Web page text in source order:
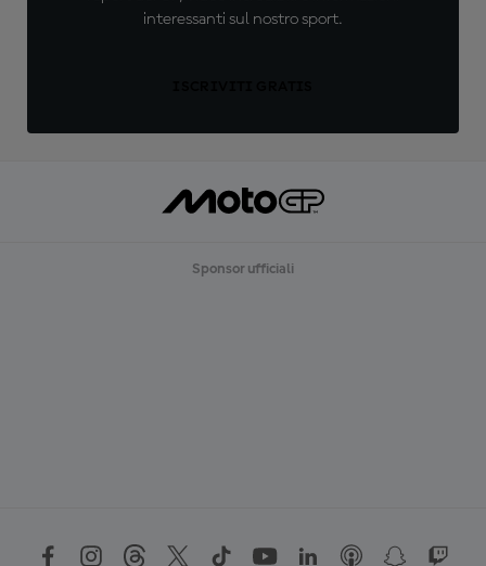
interessanti sul nostro sport.
Sponsor ufficiali